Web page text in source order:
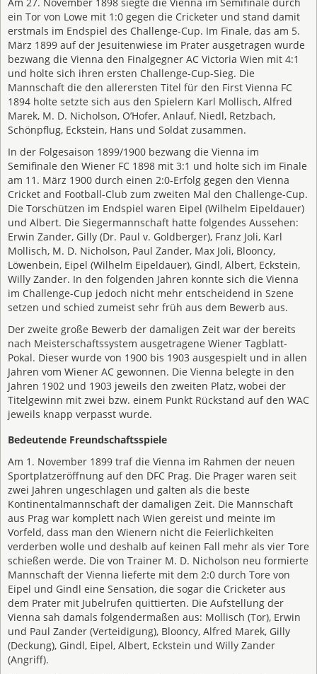
Am 27. November 1898 siegte die Vienna im Semifinale durch
ein Tor von Lowe mit 1:0 gegen die Cricketer und stand damit
erstmals im Endspiel des Challenge-Cup. Im Finale, das am 5.
März 1899 auf der Jesuitenwiese im Prater ausgetragen wurde
bezwang die Vienna den Finalgegner AC Victoria Wien mit 4:1
und holte sich ihren ersten Challenge-Cup-Sieg. Die
Mannschaft die den allerersten Titel für den First Vienna FC
1894 holte setzte sich aus den Spielern Karl Mollisch, Alfred
Marek, M. D. Nicholson, O’Hofer, Anlauf, Niedl, Retzbach,
Schönpflug, Eckstein, Hans und Soldat zusammen.
In der Folgesaison 1899/1900 bezwang die Vienna im
Semifinale den Wiener FC 1898 mit 3:1 und holte sich im Finale
am 11. März 1900 durch einen 2:0-Erfolg gegen den Vienna
Cricket and Football-Club zum zweiten Mal den Challenge-Cup.
Die Torschützen im Endspiel waren Eipel (Wilhelm Eipeldauer)
und Albert. Die Siegermannschaft hatte folgendes Aussehen:
Erwin Zander, Gilly (Dr. Paul v. Goldberger), Franz Joli, Karl
Mollisch, M. D. Nicholson, Paul Zander, Max Joli, Blooncy,
Löwenbein, Eipel (Wilhelm Eipeldauer), Gindl, Albert, Eckstein,
Willy Zander. In den folgenden Jahren konnte sich die Vienna
im Challenge-Cup jedoch nicht mehr entscheidend in Szene
setzen und schied zumeist sehr früh aus dem Bewerb aus.
Der zweite große Bewerb der damaligen Zeit war der bereits
nach Meisterschaftssystem ausgetragene Wiener Tagblatt-
Pokal. Dieser wurde von 1900 bis 1903 ausgespielt und in allen
Jahren vom Wiener AC gewonnen. Die Vienna belegte in den
Jahren 1902 und 1903 jeweils den zweiten Platz, wobei der
Titelgewinn mit zwei bzw. einem Punkt Rückstand auf den WAC
jeweils knapp verpasst wurde.
Bedeutende Freundschaftsspiele
Am 1. November 1899 traf die Vienna im Rahmen der neuen
Sportplatzeröffnung auf den DFC Prag. Die Prager waren seit
zwei Jahren ungeschlagen und galten als die beste
Kontinentalmannschaft der damaligen Zeit. Die Mannschaft
aus Prag war komplett nach Wien gereist und meinte im
Vorfeld, dass man den Wienern nicht die Feierlichkeiten
verderben wolle und deshalb auf keinen Fall mehr als vier Tore
schießen werde. Die von Trainer M. D. Nicholson neu formierte
Mannschaft der Vienna lieferte mit dem 2:0 durch Tore von
Eipel und Gindl eine Sensation, die sogar die Cricketer aus
dem Prater mit Jubelrufen quittierten. Die Aufstellung der
Vienna sah damals folgendermaßen aus: Mollisch (Tor), Erwin
und Paul Zander (Verteidigung), Blooncy, Alfred Marek, Gilly
(Deckung), Gindl, Eipel, Albert, Eckstein und Willy Zander
(Angriff).